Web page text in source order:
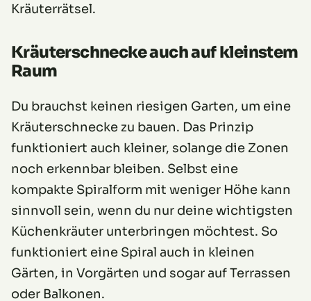
Kräuterrätsel.
Kräuterschnecke auch auf kleinstem
Raum
Du brauchst keinen riesigen Garten, um eine
Kräuterschnecke zu bauen. Das Prinzip
funktioniert auch kleiner, solange die Zonen
noch erkennbar bleiben. Selbst eine
kompakte Spiralform mit weniger Höhe kann
sinnvoll sein, wenn du nur deine wichtigsten
Küchenkräuter unterbringen möchtest. So
funktioniert eine Spiral auch in kleinen
Gärten, in Vorgärten und sogar auf Terrassen
oder Balkonen.